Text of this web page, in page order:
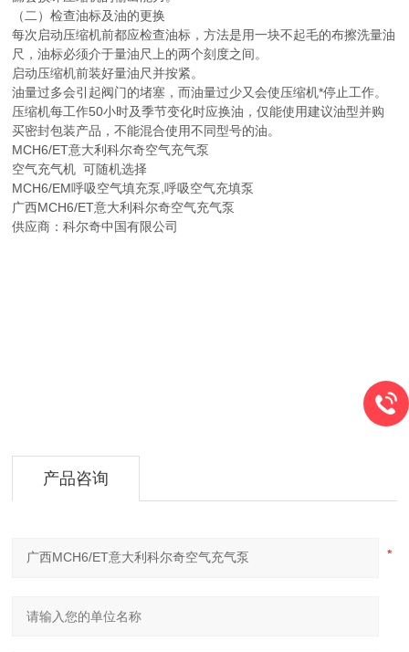
（二）检查油标及油的更换
每次启动压缩机前都应检查油标，方法是用一块不起毛的布擦洗量油
尺，油标必须介于量油尺上的两个刻度之间。
启动压缩机前装好量油尺并按紧。
油量过多会引起阀门的堵塞，而油量过少又会使压缩机*停止工作。
压缩机每工作50小时及季节变化时应换油，仅能使用建议油型并购
买密封包装产品，不能混合使用不同型号的油。
MCH6/ET意大利科尔奇空气充气泵
空气充气机 可随机选择
MCH6/EM呼吸空气填充泵,呼吸空气充填泵
广西MCH6/ET意大利科尔奇空气充气泵
供应商：科尔奇中国有限公司
产品咨询